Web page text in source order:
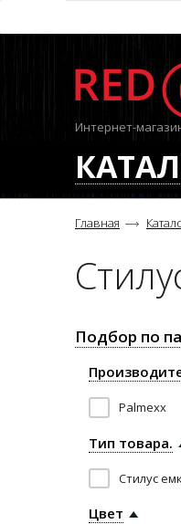
Интернет-
Главная
Подбор по
Palmexx
Тип товара.
Стилус
Цвет